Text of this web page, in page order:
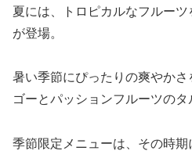
夏には、トロピカルなフルー
が登場。
暑い季節にぴったりの爽やか
ゴーとパッションフルーツのタ
季節限定メニューは、その時